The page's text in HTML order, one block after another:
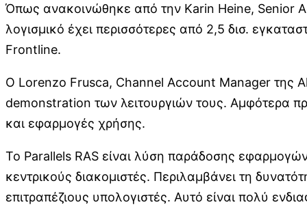
Όπως ανακοινώθηκε από την Karin Heine, Senior
λογισμικό έχει περισσότερες από 2,5 δισ.
Frontline.
Ο Lorenzo Frusca, Channel Account Manager της
demonstration των λειτουργιών τους. Αμφότερα
και εφαρμογές χρήσης.
Το Parallels RAS είναι λύση παράδοσης
κεντρικούς διακομιστές. Περιλαμβάνει τη
επιτραπέζιους υπολογιστές. Αυτό είναι πολύ